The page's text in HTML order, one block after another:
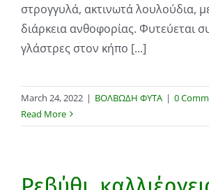
στρογγυλά, ακτινωτά λουλούδια,
διάρκεια ανθοφορίας. Φυτεύεται
γλάστρες στον κήπο [...]
March 24, 2022 | ΒΟΛΒΩΔΗ ΦΥΤΑ | 0
Read More